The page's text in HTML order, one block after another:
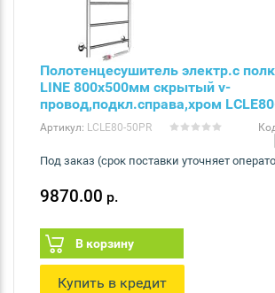
Полотенцесушитель электр.с
LINE 800х500мм скрытый v-
провод,подкл.справа,хром
Артикул: LСLE80-50PR
Под заказ (срок поставки уточняет
9870.00 р.
В корзину
Купить в кредит